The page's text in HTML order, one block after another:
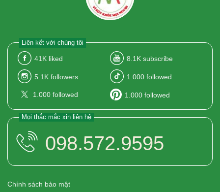
Liên kết với chúng tôi
41K liked 8.1K subscribe
5.1K followers 1.000 followed
1.000 followed 1.000 followed
Mọi thắc mắc xin liên hệ
098.572.9595
Chính sách bảo mật